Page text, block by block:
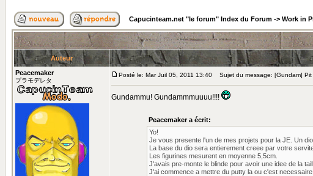
Capucinteam.net "le forum" Index du Forum -> Work in
Auteur
Peacemaker
プラモデレタ
Posté le: Mar Juil 05, 2011 13:40 Sujet du message: [Gundam] Pit
Gundammu! Gundammmuuuu!!!!
Peacemaker a écrit:
Yo!
Je vous presente l'un de mes projets pour la JE. Un
La base du dio sera entierement creee par votre
Les figurines mesurent en moyenne 5,5cm.
J'avais pre-monte le blinde pour avoir une idee de la
J'ai commence a mettre du putty la ou c'est